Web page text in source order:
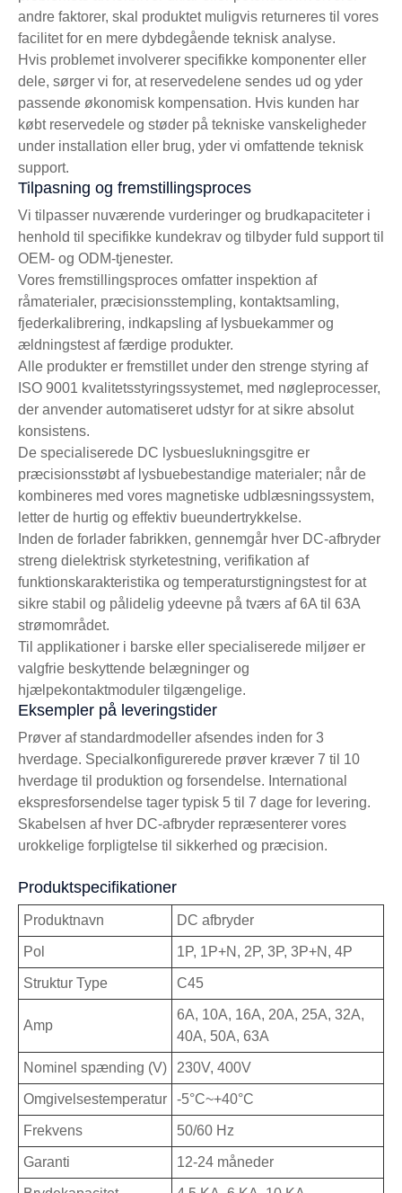
andre faktorer, skal produktet muligvis returneres til vores
facilitet for en mere dybdegående teknisk analyse.
Hvis problemet involverer specifikke komponenter eller
dele, sørger vi for, at reservedelene sendes ud og yder
passende økonomisk kompensation. Hvis kunden har
købt reservedele og støder på tekniske vanskeligheder
under installation eller brug, yder vi omfattende teknisk
support.
Tilpasning og fremstillingsproces
Vi tilpasser nuværende vurderinger og brudkapaciteter i
henhold til specifikke kundekrav og tilbyder fuld support til
OEM- og ODM-tjenester.
Vores fremstillingsproces omfatter inspektion af
råmaterialer, præcisionsstempling, kontaktsamling,
fjederkalibrering, indkapsling af lysbuekammer og
ældningstest af færdige produkter.
Alle produkter er fremstillet under den strenge styring af
ISO 9001 kvalitetsstyringssystemet, med nøgleprocesser,
der anvender automatiseret udstyr for at sikre absolut
konsistens.
De specialiserede DC lysbueslukningsgitre er
præcisionsstøbt af lysbuebestandige materialer; når de
kombineres med vores magnetiske udblæsningssystem,
letter de hurtig og effektiv bueundertrykkelse.
Inden de forlader fabrikken, gennemgår hver DC-afbryder
streng dielektrisk styrketestning, verifikation af
funktionskarakteristika og temperaturstigningstest for at
sikre stabil og pålidelig ydeevne på tværs af 6A til 63A
strømområdet.
Til applikationer i barske eller specialiserede miljøer er
valgfrie beskyttende belægninger og
hjælpekontaktmoduler tilgængelige.
Eksempler på leveringstider
Prøver af standardmodeller afsendes inden for 3
hverdage. Specialkonfigurerede prøver kræver 7 til 10
hverdage til produktion og forsendelse. International
ekspresforsendelse tager typisk 5 til 7 dage for levering.
Skabelsen af ​​hver DC-afbryder repræsenterer vores
urokkelige forpligtelse til sikkerhed og præcision.
Produktspecifikationer
Produktnavn DC afbryder
Pol 1P, 1P+N, 2P, 3P, 3P+N, 4P
Struktur Type C45
Amp
6A, 10A, 16A, 20A, 25A, 32A,
40A, 50A, 63A
Nominel spænding (V) 230V, 400V
Omgivelsestemperatur -5°C~+40°C
Frekvens 50/60 Hz
Garanti 12-24 måneder